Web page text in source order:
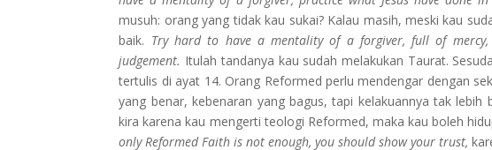
musuh: orang yang tidak kau sukai? Kalau masih, meski kau
baik. Try hard to have a mentality of a forgiver, full of mercy,
judgement. Itulah tandanya kau sudah melakukan Taurat.
tertulis di ayat 14. Orang Reformed perlu mendengar dengan
yang benar, kebenaran yang bagus, tapi kelakuannya tak
kira karena kau mengerti teologi Reformed, maka kau boleh
only Reformed Faith is not enough, you should show your trust,